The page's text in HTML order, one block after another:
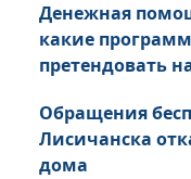
Денежная
какие
претендовать
Обращения
Лисичанска
дома